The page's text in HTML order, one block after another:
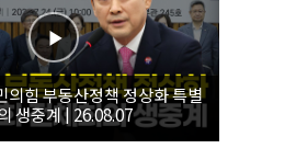
힘 부동산정책 정상화 특별
생중계 | 26.08.07